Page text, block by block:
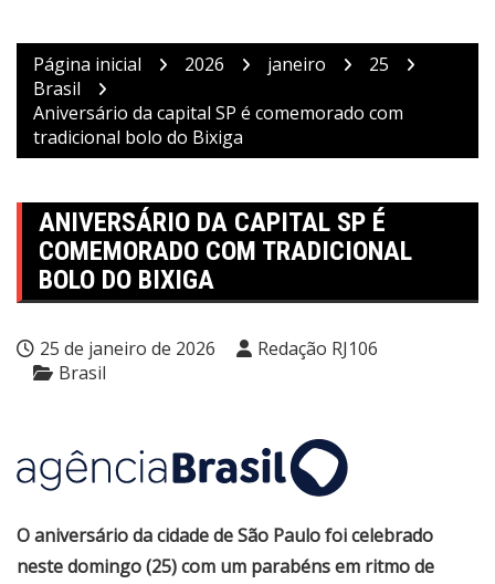
Página inicial 2026 janeiro
25
Brasil
Aniversário da capital SP é comemorado com
tradicional bolo do Bixiga
ANIVERSÁRIO DA CAPITAL SP É
COMEMORADO COM TRADICIONAL
BOLO DO BIXIGA
25 de janeiro de 2026
Redação RJ106
Brasil
O aniversário da cidade de São Paulo foi celebrado
neste domingo (25) com um parabéns em ritmo de